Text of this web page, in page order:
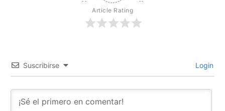
Article Rating
Suscribirse Login